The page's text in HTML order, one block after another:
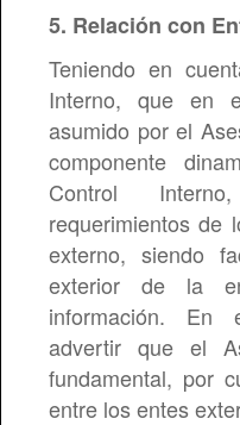
5. Relación con
Teniendo en
Interno, que en
asumido por el
componente
Control
requerimientos de
externo, siendo
exterior de la
información. En
advertir que el
fundamental, por
entre los entes